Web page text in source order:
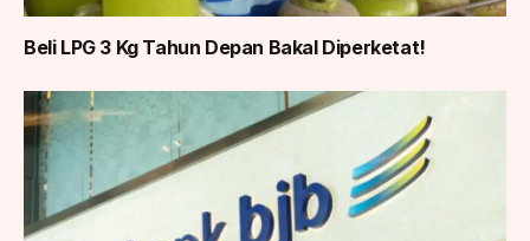
Beli LPG 3 Kg Tahun Depan Bakal Diperketat!